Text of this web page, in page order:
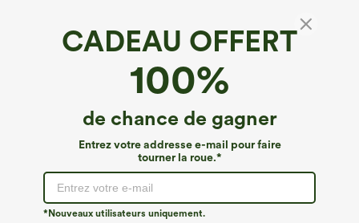
CADEAU OFFERT
100%
de chance de gagner
Entrez votre addresse e-mail pour faire
tourner la roue.*
*Nouveaux utilisateurs uniquement.
Halara Flex™ MicroWaffle*
Halara Flex™ Pantalon de travail taille haute
sculptant la silhouette, gainant la taille, avec
€31,95 EUR
Buy 2 For €52,62 EUR, 4 For €105,24 EUR